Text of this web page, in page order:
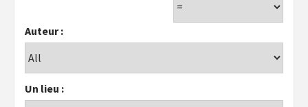
Auteur :
Un lieu :